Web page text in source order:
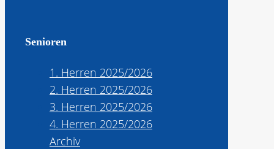
Senioren
1. Herren 2025/2026
2. Herren 2025/2026
3. Herren 2025/2026
4. Herren 2025/2026
Archiv